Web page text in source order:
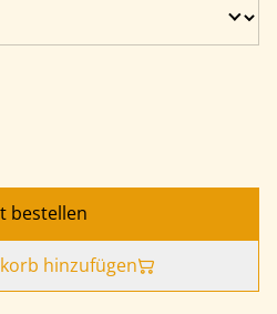
bestellen
hinzufügen